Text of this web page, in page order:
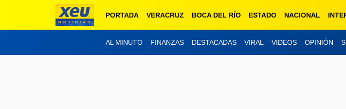
PORTADA VERACRUZ BOCA DEL RÍO ESTADO NACIONAL
AL MINUTO FINANZAS DESTACADAS VIRAL VIDEOS OPINIÓN